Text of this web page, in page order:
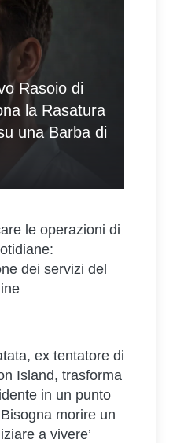
Rasoio di
la Rasatura
una Barba di
le operazioni di
dei servizi del
ex tentatore di
Island, trasforma
in un punto
morire un
a vivere’